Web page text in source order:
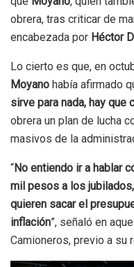
obrera, tras criticar de
encabezada por Héctor
Lo cierto es que, en
Moyano había afirmado
sirve para nada, hay que
obrera un plan de lucha
masivos de la
“No entiendo ir a hablar
mil pesos a los
quieren sacar el
inflación”, señaló en
Camioneros, previo a su